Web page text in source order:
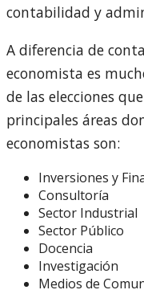
contabilidad y
A diferencia de
economista es
de las elecciones
principales áreas
economistas son:
Inversiones y
Consultoría
Sector Industrial
Sector Público
Docencia
Investigación
Medios de